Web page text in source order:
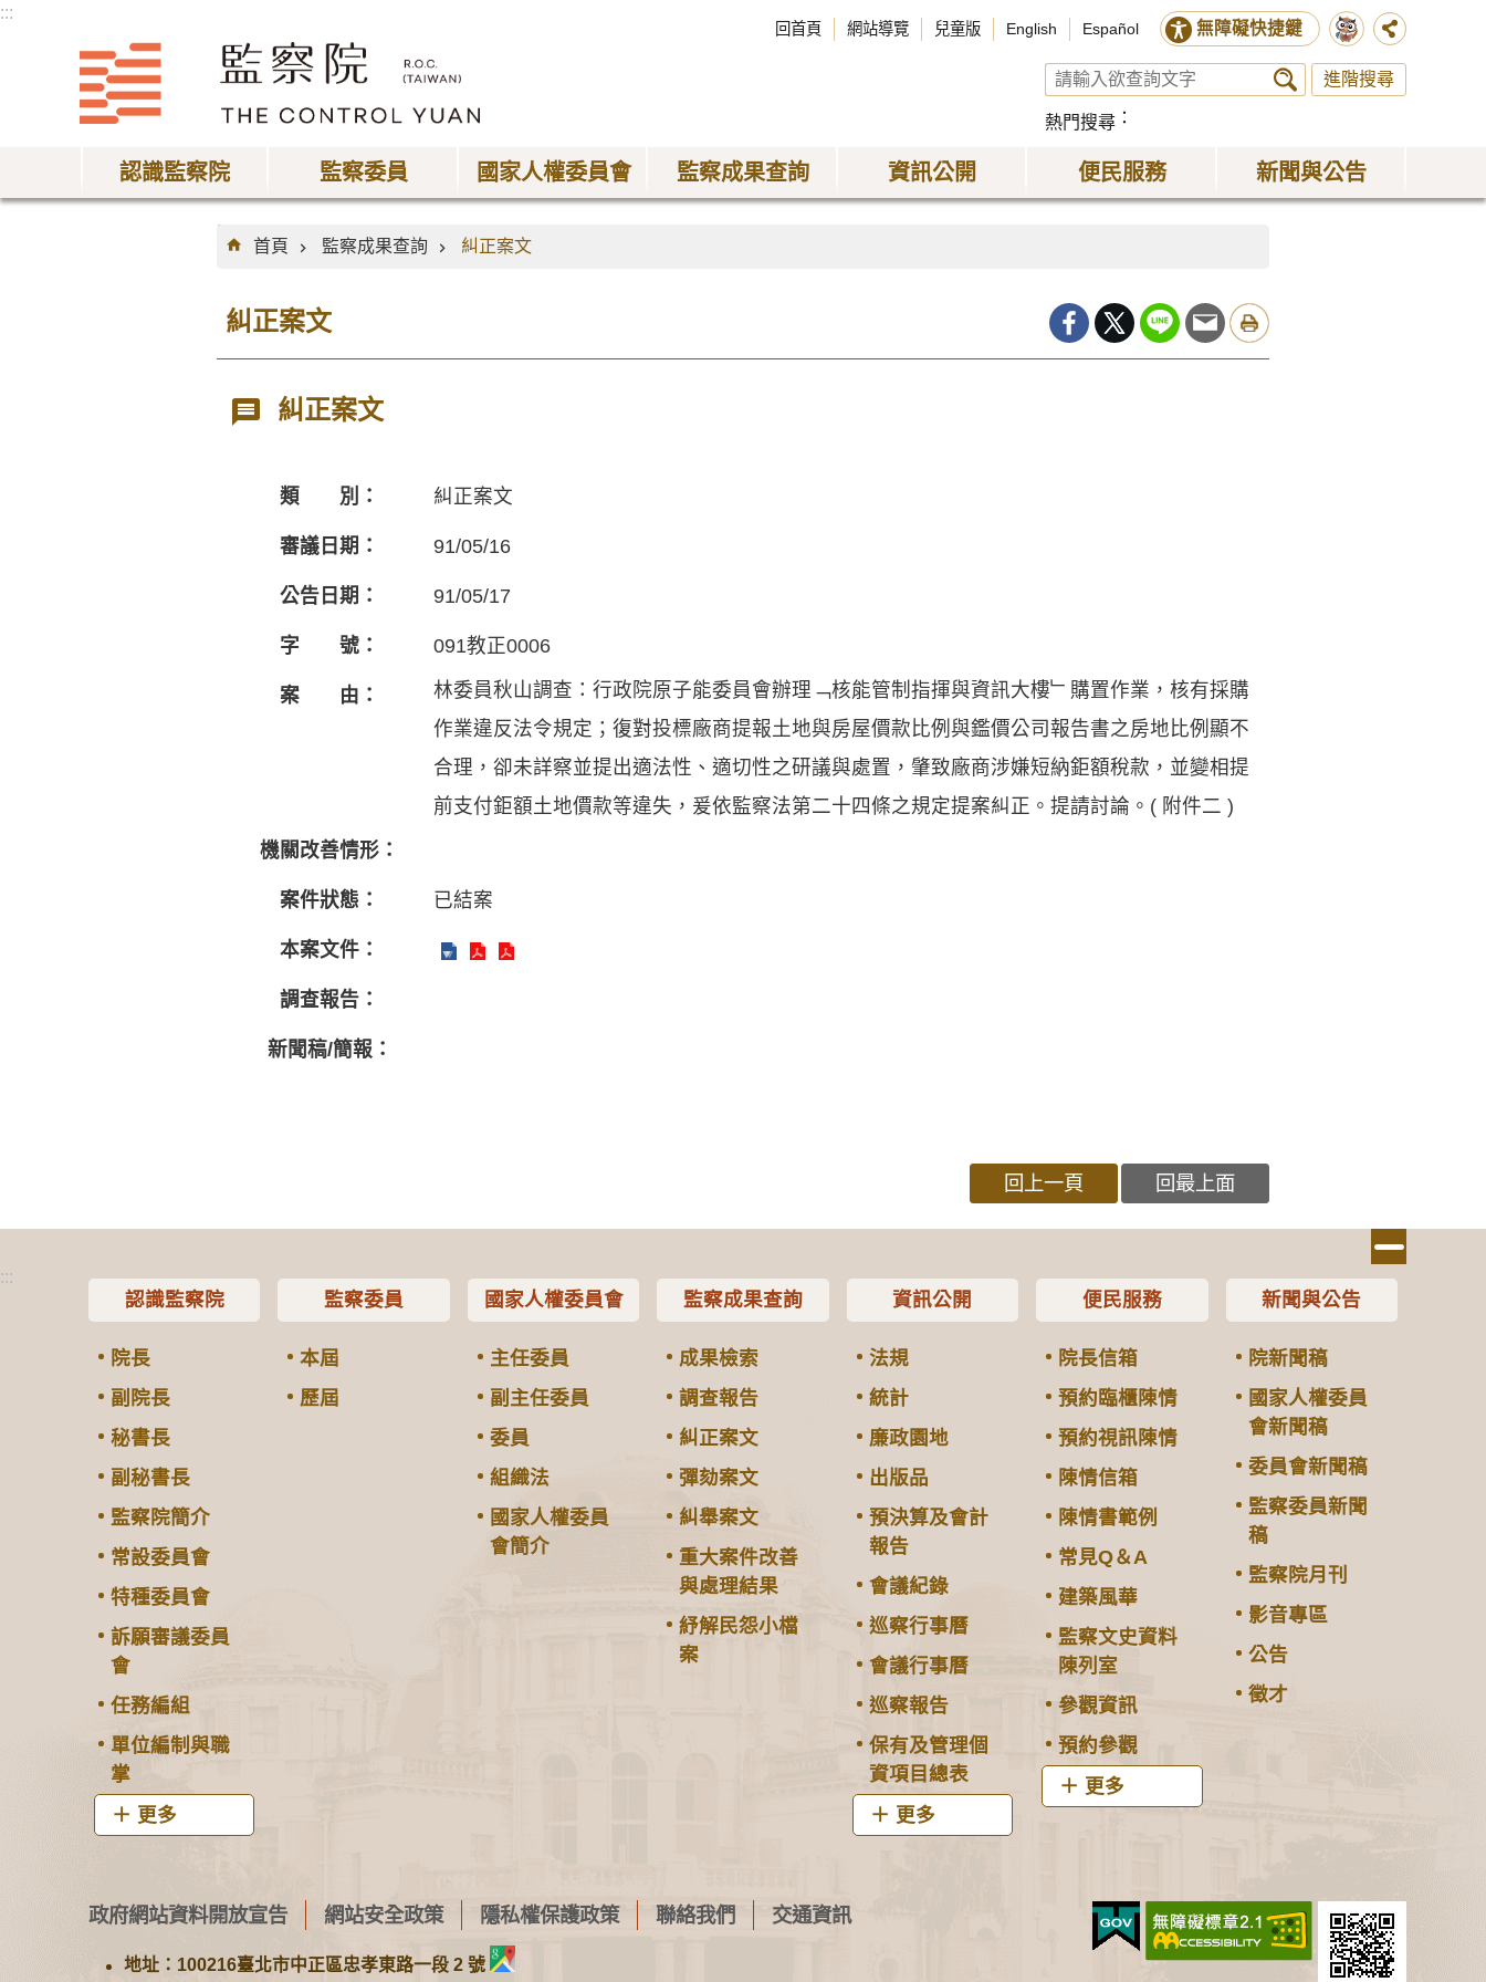
:::
回首頁 網站導覽 兒童版 English Español 無障礙快捷鍵
進階搜尋
熱門搜尋
認識監察院 監察委員 國家人權委員會 監察成果查詢 資訊公開 便民服務 新聞與公告
:::
首頁
監察成果查詢 糾正案文
糾正案文
糾正案文
類 別： 糾正案文
審議日期： 91/05/16
公告日期： 91/05/17
字 號： 091教正0006
案 由：
林委員秋山調查：行政院原子能委員會辦理﹁核能管制指揮與資訊大樓﹂購置作業，核有採購
作業違反法令規定；復對投標廠商提報土地與房屋價款比例與鑑價公司報告書之房地比例顯不
合理，卻未詳察並提出適法性、適切性之研議與處置，肇致廠商涉嫌短納鉅額稅款，並變相提
前支付鉅額土地價款等違失，爰依監察法第二十四條之規定提案糾正。提請討論。( 附件二 )
機關改善情形：
案件狀態： 已結案
本案文件：
調查報告：
新聞稿/簡報：
回上一頁 回最上面
:::
認識監察院
院長
副院長
秘書長
副秘書長
監察院簡介
常設委員會
特種委員會
訴願審議委員
會
任務編組
單位編制與職
掌
更多
監察委員
本屆
歷屆
國家人權委員會
主任委員
副主任委員
委員
組織法
國家人權委員
會簡介
監察成果查詢
成果檢索
調查報告
糾正案文
彈劾案文
糾舉案文
重大案件改善
與處理結果
紓解民怨小檔
案
資訊公開
法規
統計
廉政園地
出版品
預決算及會計
報告
會議紀錄
巡察行事曆
會議行事曆
巡察報告
保有及管理個
資項目總表
更多
便民服務
院長信箱
預約臨櫃陳情
預約視訊陳情
陳情信箱
陳情書範例
常見Q＆A
建築風華
監察文史資料
陳列室
參觀資訊
預約參觀
更多
新聞與公告
院新聞稿
國家人權委員
會新聞稿
委員會新聞稿
監察委員新聞
稿
監察院月刊
影音專區
公告
徵才
政府網站資料開放宣告 網站安全政策 隱私權保護政策 聯絡我們 交通資訊
地址：100216臺北市中正區忠孝東路一段 2 號